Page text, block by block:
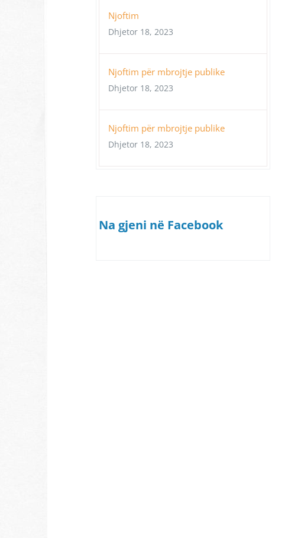
Njoftim
Dhjetor 18, 2023
Njoftim për mbrojtje publike
Dhjetor 18, 2023
Njoftim për mbrojtje publike
Dhjetor 18, 2023
Na gjeni në Facebook